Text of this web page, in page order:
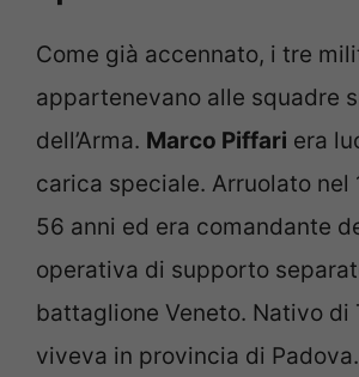
Come già accennato, i tre
appartenevano alle squadre
dell’Arma. Marco Piffari era
carica speciale. Arruolato nel
56 anni ed era comandante
operativa di supporto
battaglione Veneto. Nativo di
viveva in provincia di Padova.